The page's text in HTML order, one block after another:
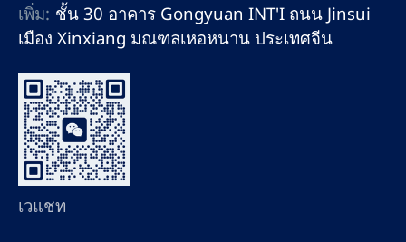
เพิ่ม: ชั้น 30 อาคาร Gongyuan INT'I ถนน Jinsui
เมือง Xinxiang มณฑลเหอหนาน ประเทศจีน
เวแชท